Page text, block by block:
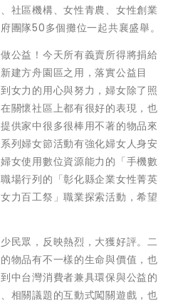
社區機構、女性青農、女性創業
團隊50多個攤位一起共襄盛舉。
公益！今天所有義賣所得將捐給
建方舟園區之用，落實公益目
女力的用心與努力，婦女除了照
關懷社區上都有很好的表現，也
供家中很多很棒用不著的物品來
列婦女節活動有強化婦女人身安
女使用數位資源能力的「手機數
場行列的「彰化縣企業女性菁英
力百工祭」職業探索活動，希望
民眾，反映熱烈，大獲好評。二
物品有不一樣的生命與價值，也
中台灣消費者兼具環保與公益的
相關議題的互動式闖關遊戲，也